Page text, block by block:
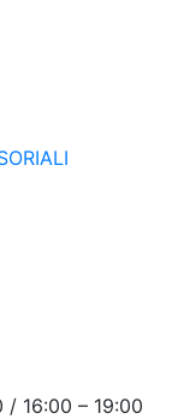
/ 16:00 – 19:00